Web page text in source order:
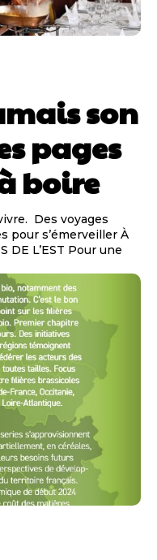
son
pages
boire
s’émerveiller À
DE L’EST Pour une